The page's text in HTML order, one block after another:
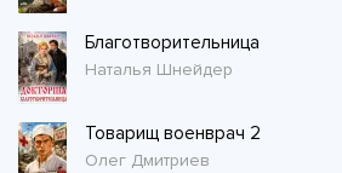
Благотворительница
Наталья Шнейдер
Товарищ военврач 2
Олег Дмитриев